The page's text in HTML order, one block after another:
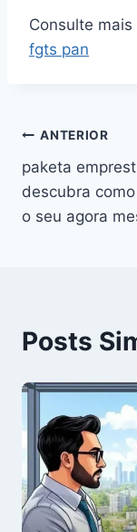
Consulte
fgts pan
de
Post
ANTERIOR
paketa
descubra
o seu agora
Posts